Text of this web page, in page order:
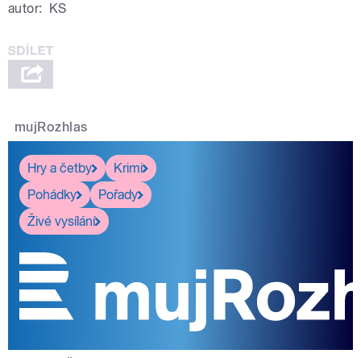
autor: KS
mujRozhlas
Hry a četby
Krimi
Pohádky
Pořady
Živé vysílání